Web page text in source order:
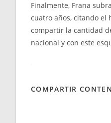
Finalmente, Frana
cuatro años, citando el
compartir la cantidad
nacional y con este
COMPARTIR